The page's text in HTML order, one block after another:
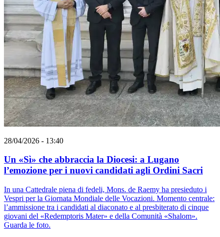
28/04/2026 - 13:40
Un «Sì» che abbraccia la Diocesi: a Lugano
l’emozione per i nuovi candidati agli Ordini Sacri
In una Cattedrale piena di fedeli, Mons. de Raemy ha presieduto i
Vespri per la Giornata Mondiale delle Vocazioni. Momento centrale:
l’ammissione tra i candidati al diaconato e al presbiterato di cinque
giovani del «Redemptoris Mater» e della Comunità «Shalom».
Guarda le foto.